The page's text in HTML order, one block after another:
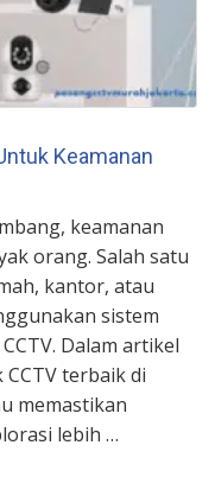
Keamanan
keamanan
orang. Salah satu
kantor, atau
sistem
Dalam artikel
terbaik di
memastikan
lebih …